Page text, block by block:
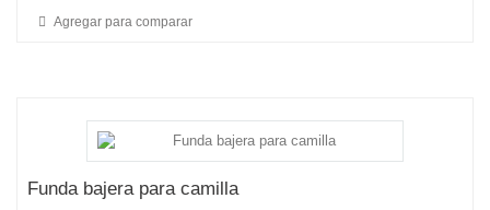
Agregar para comparar
Funda bajera para camilla